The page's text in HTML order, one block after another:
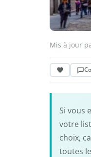
Mis à jour
Si vous
votre
choix,
toutes